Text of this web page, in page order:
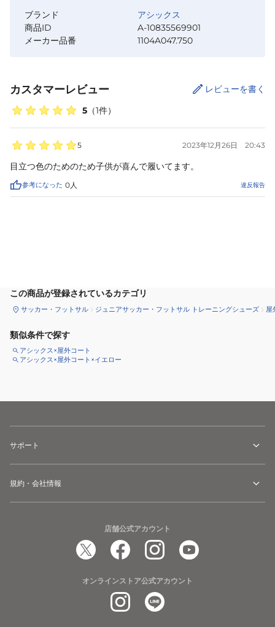
ブランド
アシックス
商品ID
A-10835569901
メーカー品番
1104A047.750
カスタマーレビュー
5 （1件）
レビューを書く
5 2023年12月26日 20:43
目立つ色のためのため子供が喜んで履いてます。
参考になった 0人 違反報告
この商品が登録されているカテゴリ
サッカー・フットサル ジュニアサッカー・フットサル トレーニングシューズ 屋
類似条件で探す
アシックス×屋外コート
アシックス×屋外コート×イエロー
サポート
規約・会社情報
店舗公式アカウント
オンラインストア公式アカウント